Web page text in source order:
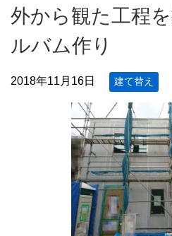
外から観た工程
ルバム作り
2018年11月16日 建て替え